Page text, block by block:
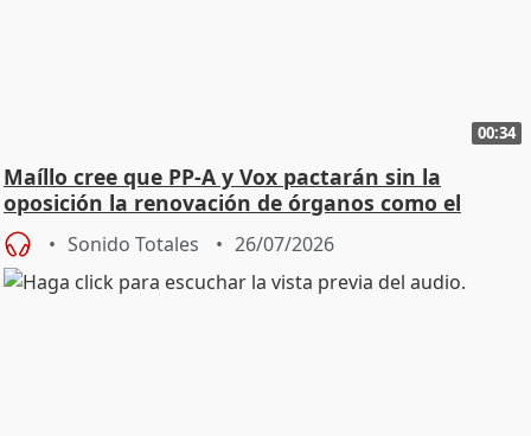
00:34
Maíllo cree que PP-A y Vox pactarán sin la
oposición la renovación de órganos como el
Defensor
Sonido Totales 26/07/2026